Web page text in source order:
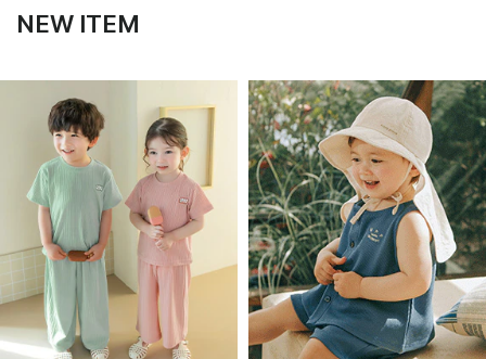
NEW ITEM